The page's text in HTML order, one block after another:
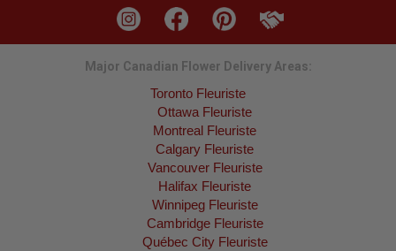
Major Canadian Flower Delivery Areas:
Toronto Fleuriste
Ottawa Fleuriste
Montreal Fleuriste
Calgary Fleuriste
Vancouver Fleuriste
Halifax Fleuriste
Winnipeg Fleuriste
Cambridge Fleuriste
Québec City Fleuriste